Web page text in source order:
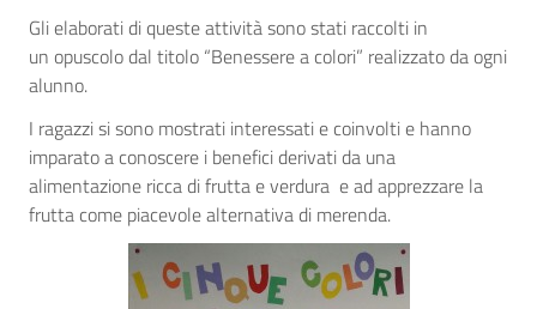
Gli elaborati di queste attività sono stati raccolti in
un opuscolo dal titolo “Benessere a colori” realizzato da ogni
alunno.
I ragazzi si sono mostrati interessati e coinvolti e hanno
imparato a conoscere i benefici derivati da una
alimentazione ricca di frutta e verdura e ad apprezzare la
frutta come piacevole alternativa di merenda.